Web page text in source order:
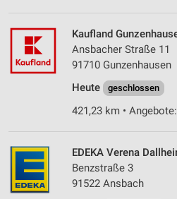
Kaufland
Ansbacher Straße 11
91710 Gunzenhausen
Heute
geschlossen
421,23 km •
EDEKA Verena
Benzstraße 3
91522 Ansbach